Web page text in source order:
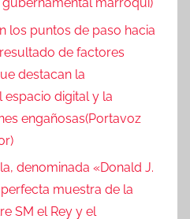
marroquí)
los puntos de paso hacia
de factores
destacan la
espacio digital y la
engañosas(Portavoz
denominada «Donald J.
muestra de la
SM el Rey y el